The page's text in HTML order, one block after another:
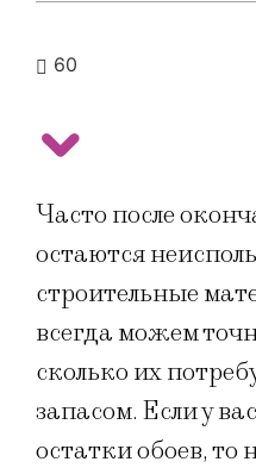
60
Часто после
остаются
строительные
всегда можем
сколько их
запасом. Если у
остатки обоев, то